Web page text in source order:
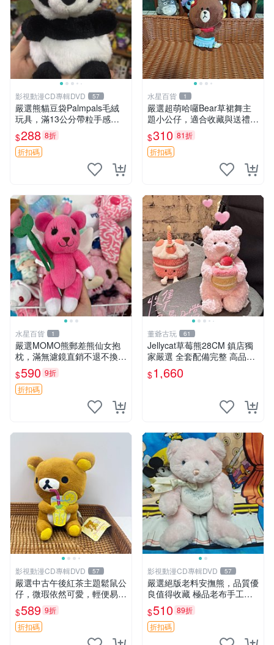
影視動漫CD專輯DVD 57
嚴選熊貓豆袋Palmpals毛絨
玩具，滿13公分帶粒手感極
佳，電影主題周邊推薦 熊貓
Palmpals 毛絨玩具 豆袋 劇場
版周邊
$288 8折
折扣碼
水星百貨 1
嚴選超萌哈囉Bear草裙舞主
題小公仔，適合收藏與送禮 1
00 克 哈囉Bear 草裙舞
$310 81折
折扣碼
水星百貨 1
嚴選MOMO熊郵差熊仙女抱
枕，滿無濾鏡直銷不退不換
經典造型可愛必備 紅薯啵啵
間抱枕 抱枕 時尚
$590 9折
折扣碼
董爺古玩 61
Jellycat草莓熊28CM 鎮店獨
家嚴選 全套配備完整 高品質
收藏好物 紋章 玩具熊 定制熊
$1,660
影視動漫CD專輯DVD 57
嚴選中古午後紅茶主題鬆鼠公
仔，微瑕依然可愛，輕便易運
送 二手收藏推薦 工廠直營 快
遞到府 中古 玩偶 公仔
$589 9折
折扣碼
影視動漫CD專輯DVD 57
嚴選絕版老料安撫熊，品質優
良值得收藏 極品老布手工安
撫搖鈴玩具，適合哄睡寶貝
超柔老料搖鈴熊，專為孩子設
計的安心伴護 推薦絕版老布
製工藝搖鈴熊，可當作童
$510 89折
折扣碼